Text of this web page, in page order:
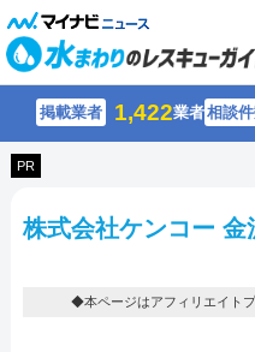
掲載業者 1,422業者相談
PR
株式会社ケンコー
◆本ページはアフィリエイト